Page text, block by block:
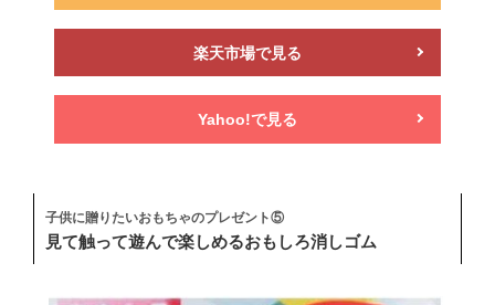
楽天市場で見る
Yahoo!で見る
子供に贈りたいおもちゃのプレゼント⑤
見て触って遊んで楽しめるおもしろ消しゴム